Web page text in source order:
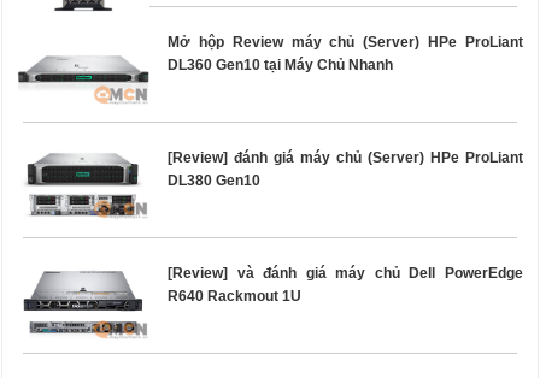
Mở hộp Review máy chủ (Server) HPe ProLiant
DL360 Gen10 tại Máy Chủ Nhanh
[Review] đánh giá máy chủ (Server) HPe ProLiant
DL380 Gen10
[Review] và đánh giá máy chủ Dell PowerEdge
R640 Rackmout 1U